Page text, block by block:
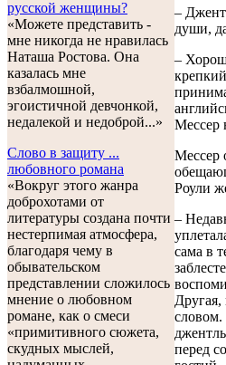
русской женщины?
«Можете представить -
мне никогда не нравилась
Наташа Ростова. Она
казалась мне
взбалмошной,
эгоистичной девчонкой,
недалекой и недоброй...»
Слово в защиту ...
любовного романа
«Вокруг этого жанра
доброхотами от
литературы создана почти
нестерпимая атмосфера,
благодаря чему в
обывательском
представлении сложилось
мнение о любовном
романе, как о смеси
«примитивного сюжета,
скудных мыслей,
–
души,
–
Мессер
Мессер
Роули
–
сама в
словом.
перед